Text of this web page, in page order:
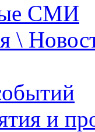
СМИ
\
и